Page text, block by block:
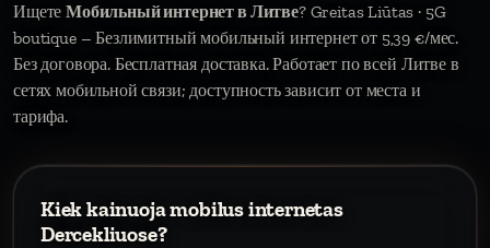
ИщетеМобильный интернет в Литве? Greitas Liūtas · 5G
boutique – Безлимитный мобильный интернет от 5,39 €/мес.
Без договора. Бесплатная доставка. Работает по всей Литве в
сетях мобильной связи; доступность зависит от места и
тарифа.
Kiek kainuoja mobilus internetas
Dercekliuose?